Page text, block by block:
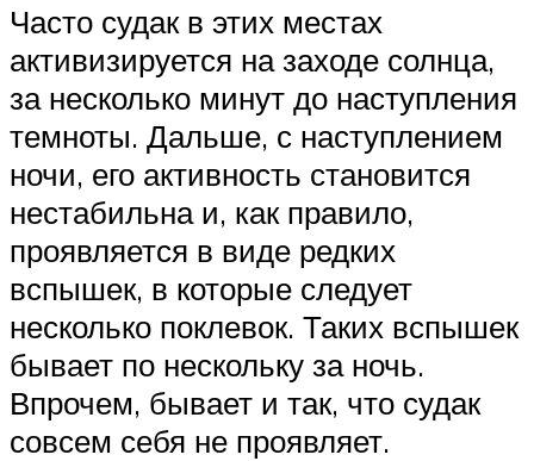
Часто судак в этих местах
активизируется на заходе солнца,
за несколько минут до наступления
темноты. Дальше, с наступлением
ночи, его активность становится
нестабильна и, как правило,
проявляется в виде редких
вспышек, в которые следует
несколько поклевок. Таких вспышек
бывает по нескольку за ночь.
Впрочем, бывает и так, что судак
совсем себя не проявляет.